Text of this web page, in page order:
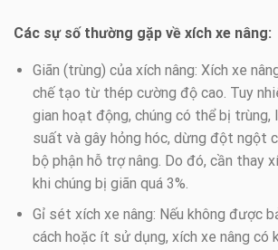
Các sự số thường gặp về xích xe nâng:
Giãn (trùng) của xích nâng: Xích xe
chế tạo từ thép cường độ cao. Tuy
gian hoạt động, chúng có thể bị trùng,
suất và gây hỏng hóc, dừng đột ngột
bộ phận hỗ trợ nâng. Do đó, cần thay
khi chúng bị giãn quá 3%.
Gỉ sét xích xe nâng: Nếu không được
cách hoặc ít sử dụng, xích xe nâng có